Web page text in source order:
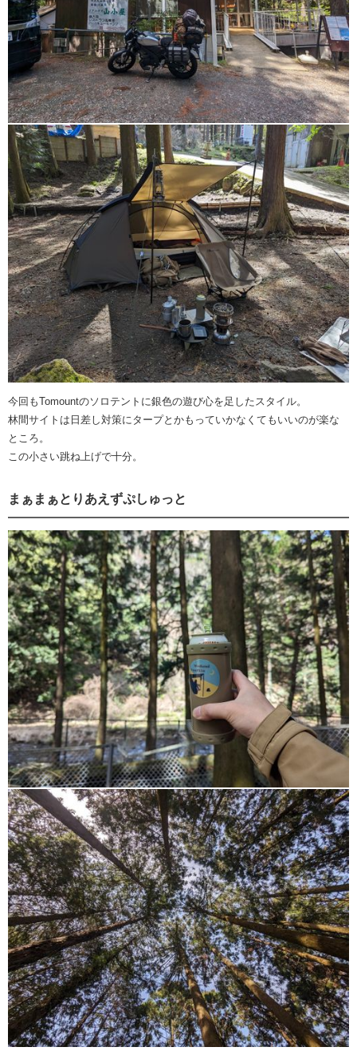
今回もTomountのソロテントに銀色の遊び心を足したスタイル。
林間サイトは日差し対策にタープとかもっていかなくてもいいのが楽な
ところ。
この小さい跳ね上げで十分。
まぁまぁとりあえずぷしゅっと